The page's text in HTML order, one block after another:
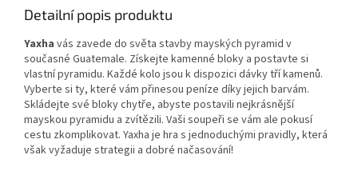
Detailní popis produktu
Yaxha vás zavede do světa stavby mayských pyramid v
současné Guatemale. Získejte kamenné bloky a postavte si
vlastní pyramidu. Každé kolo jsou k dispozici dávky tří kamenů.
Vyberte si ty, které vám přinesou peníze díky jejich barvám.
Skládejte své bloky chytře, abyste postavili nejkrásnější
mayskou pyramidu a zvítězili. Vaši soupeři se vám ale pokusí
cestu zkomplikovat. Yaxha je hra s jednoduchými pravidly, která
však vyžaduje strategii a dobré načasování!